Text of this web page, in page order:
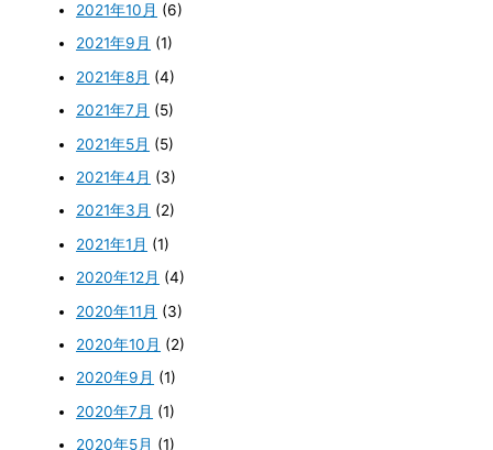
2021年10月 (6)
2021年9月 (1)
2021年8月 (4)
2021年7月 (5)
2021年5月 (5)
2021年4月 (3)
2021年3月 (2)
2021年1月 (1)
2020年12月 (4)
2020年11月 (3)
2020年10月 (2)
2020年9月 (1)
2020年7月 (1)
2020年5月 (1)